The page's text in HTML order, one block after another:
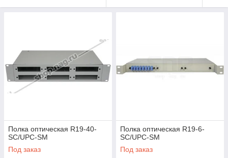
Полка оптическая R19-40-
SC/UPC-SM
Под заказ
Полка оптическая R19-6-
SC/UPC-SM
Под заказ